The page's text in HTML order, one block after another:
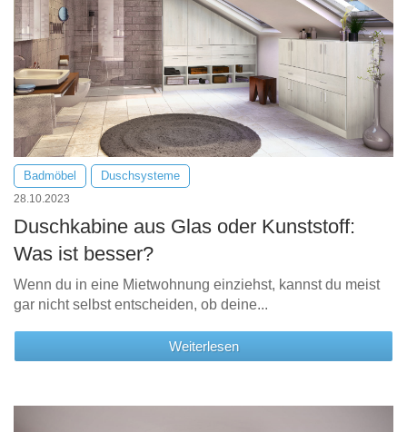
Badmöbel Duschsysteme
28.10.2023
Duschkabine aus Glas oder Kunststoff:
Was ist besser?
Wenn du in eine Mietwohnung einziehst, kannst du meist
gar nicht selbst entscheiden, ob deine...
Weiterlesen